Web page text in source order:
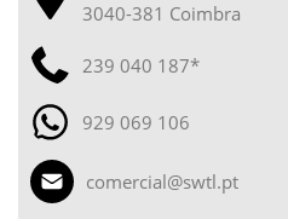
3040-381 Coimbra
239 040 187*
929 069 106
comercial@swtl.pt